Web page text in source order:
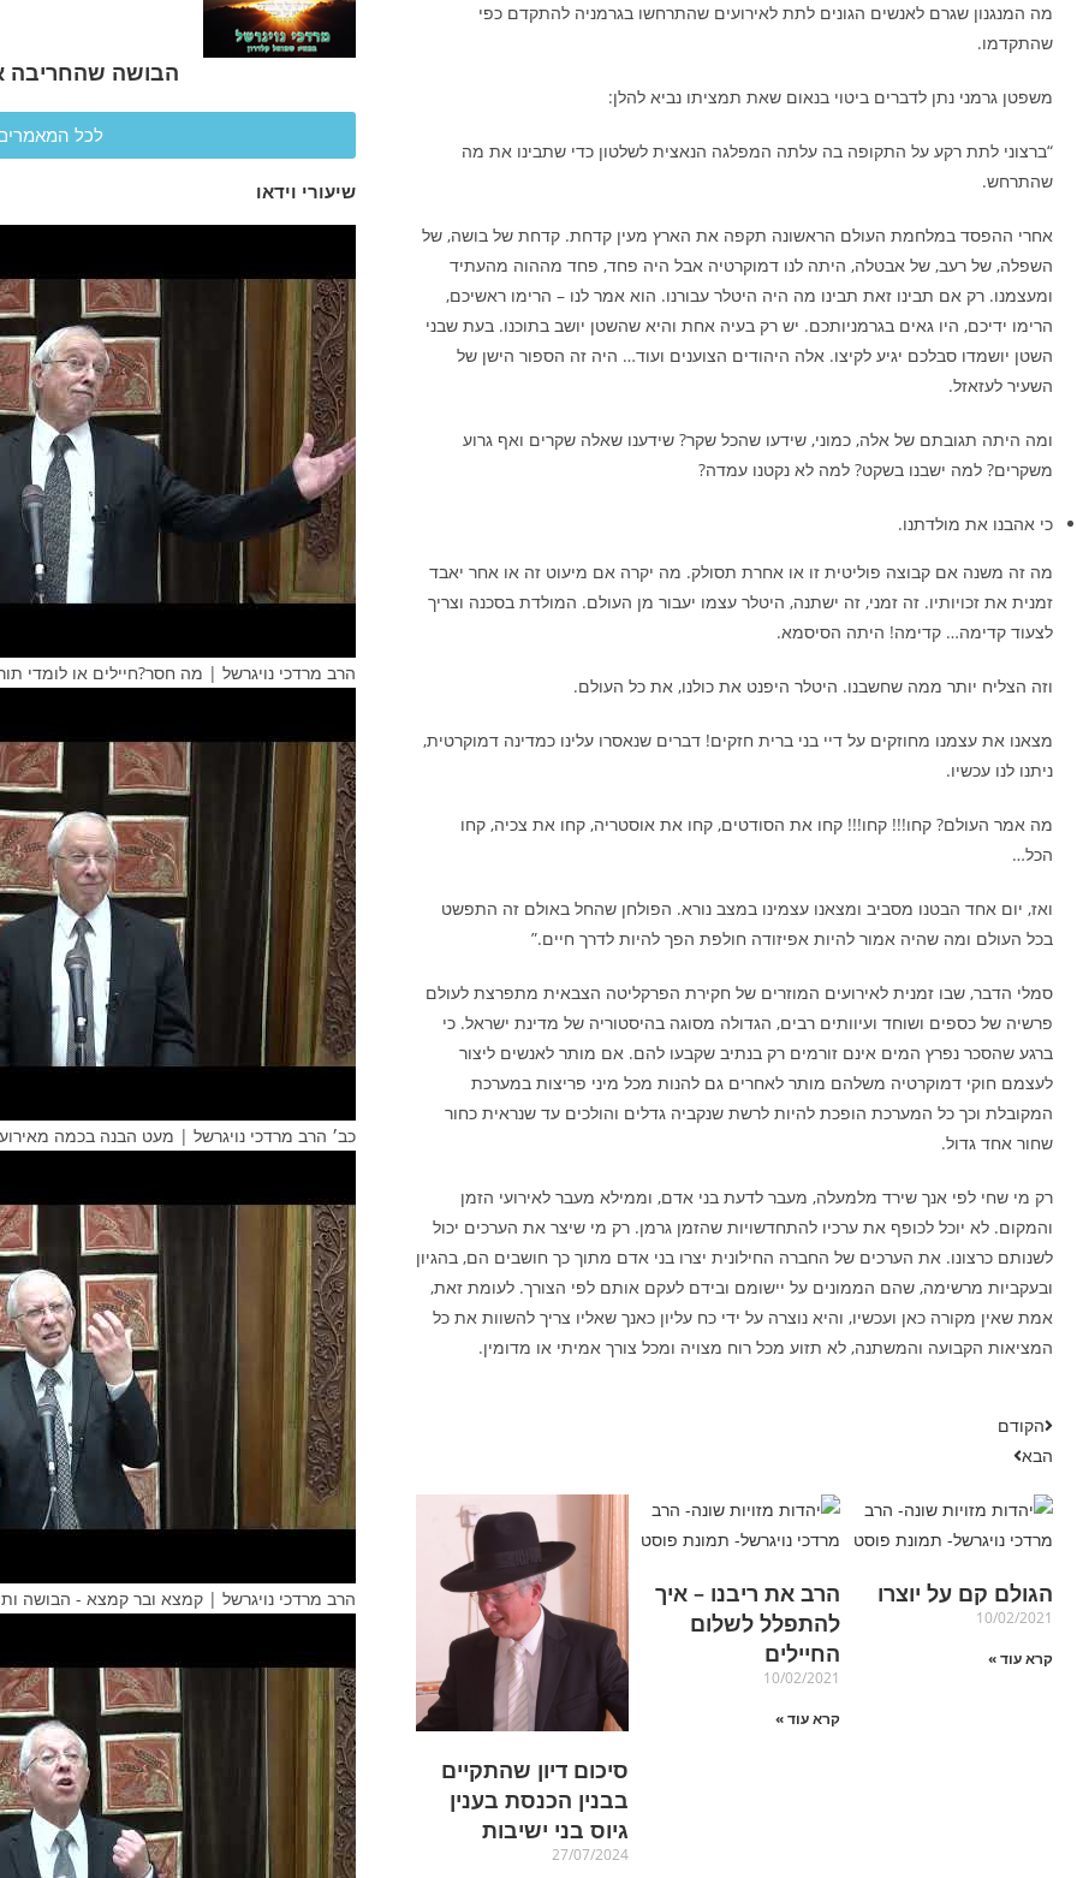
מה המנגנון שגרם לאנשים הגונים לתת לאירועים שהתרחשו בגרמניה להתקדם כפי
שהתקדמו.
משפטן גרמני נתן לדברים ביטוי בנאום שאת תמציתו נביא להלן:
“ברצוני לתת רקע על התקופה בה עלתה המפלגה הנאצית לשלטון כדי שתבינו את מה
שהתרחש.
אחרי ההפסד במלחמת העולם הראשונה תקפה את הארץ מעין קדחת. קדחת של בושה, של
השפלה, של רעב, של אבטלה, היתה לנו דמוקרטיה אבל היה פחד, פחד מההוה מהעתיד
ומעצמנו. רק אם תבינו זאת תבינו מה היה היטלר עבורנו. הוא אמר לנו – הרימו ראשיכם,
הרימו ידיכם, היו גאים בגרמניותכם. יש רק בעיה אחת והיא שהשטן יושב בתוכנו. בעת שבני
השטן יושמדו סבלכם יגיע לקיצו. אלה היהודים הצוענים ועוד… היה זה הספור הישן של
השעיר לעזאזל.
ומה היתה תגובתם של אלה, כמוני, שידעו שהכל שקר? שידענו שאלה שקרים ואף גרוע
משקרים? למה ישבנו בשקט? למה לא נקטנו עמדה?
כי אהבנו את מולדתנו.
מה זה משנה אם קבוצה פוליטית זו או אחרת תסולק. מה יקרה אם מיעוט זה או אחר יאבד
זמנית את זכויותיו. זה זמני, זה ישתנה, היטלר עצמו יעבור מן העולם. המולדת בסכנה וצריך
לצעוד קדימה… קדימה! היתה הסיסמא.
וזה הצליח יותר ממה שחשבנו. היטלר היפנט את כולנו, את כל העולם.
מצאנו את עצמנו מחוזקים על דיי בני ברית חזקים! דברים שנאסרו עלינו כמדינה דמוקרטית,
ניתנו לנו עכשיו.
מה אמר העולם? קחו!!! קחו!!! קחו את הסודטים, קחו את אוסטריה, קחו את צכיה, קחו
הכל…
ואז, יום אחד הבטנו מסביב ומצאנו עצמינו במצב נורא. הפולחן שהחל באולם זה התפשט
בכל העולם ומה שהיה אמור להיות אפיזודה חולפת הפך להיות לדרך חיים.”
סמלי הדבר, שבו זמנית לאירועים המוזרים של חקירת הפרקליטה הצבאית מתפרצת לעולם
פרשיה של כספים ושוחד ועיוותים רבים, הגדולה מסוגה בהיסטוריה של מדינת ישראל. כי
ברגע שהסכר נפרץ המים אינם זורמים רק בנתיב שקבעו להם. אם מותר לאנשים ליצור
לעצמם חוקי דמוקרטיה משלהם מותר לאחרים גם להנות מכל מיני פריצות במערכת
המקובלת וכך כל המערכת הופכת להיות לרשת שנקביה גדלים והולכים עד שנראית כחור
שחור אחד גדול.
רק מי שחי לפי אנך שירד מלמעלה, מעבר לדעת בני אדם, וממילא מעבר לאירועי הזמן
והמקום. לא יוכל לכופף את ערכיו להתחדשויות שהזמן גרמן. רק מי שיצר את הערכים יכול
לשנותם כרצונו. את הערכים של החברה החילונית יצרו בני אדם מתוך כך חושבים הם, בהגיון
ובעקביות מרשימה, שהם הממונים על יישומם ובידם לעקם אותם לפי הצורך. לעומת זאת,
אמת שאין מקורה כאן ועכשיו, והיא נוצרה על ידי כח עליון כאנך שאליו צריך להשוות את כל
המציאות הקבועה והמשתנה, לא תזוע מכל רוח מצויה ומכל צורך אמיתי או מדומין.
הקודם
הבא
הגולם קם על יוצרו
10/02/2021
קרא עוד »
הרב את ריבנו – איך
להתפלל לשלום
החיילים
10/02/2021
קרא עוד »
סיכום דיון שהתקיים
בבנין הכנסת בענין
גיוס בני ישיבות
27/07/2024
הבושה
לכל
שיעורי וידאו
הרב מרדכי נויגרשל | מה חסר?חיילים או לומדי
כב׳ הרב מרדכי נויגרשל | מעט הבנה בכמה
הרב מרדכי נויגרשל | קמצא ובר קמצא - הבושה